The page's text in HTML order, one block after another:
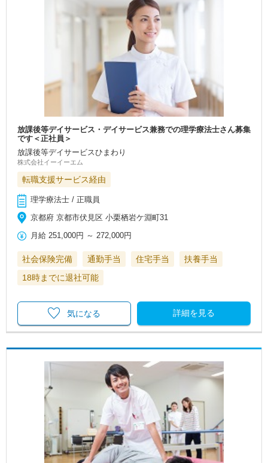
放課後等デイサービス・デイサービス兼務での理学療法士さん募集
です＜正社員＞
放課後等デイサービスひまわり
株式会社イーイーエム
転職支援サービス経由
理学療法士 / 正職員
京都府 京都市伏見区 小栗栖岩ケ淵町31
月給 251,000円 ～272,000円
社会保険完備 通勤手当 住宅手当
扶養手当
18時までに退社可能
詳細を見る
気になる